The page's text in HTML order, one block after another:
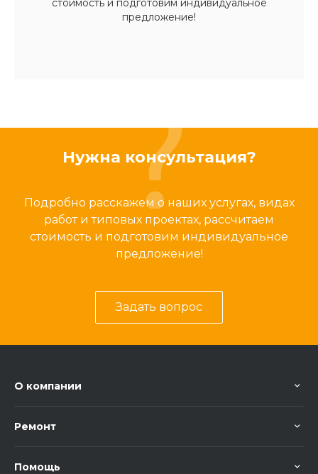
стоимость и подготовим индивидуальное
предложение!
Нужна консультация?
Подробно расскажем о наших услугах, видах
работ и типовых проектах, рассчитаем
стоимость и подготовим индивидуальное
предложение!
Задать вопрос
О компании
Ремонт
Помощь